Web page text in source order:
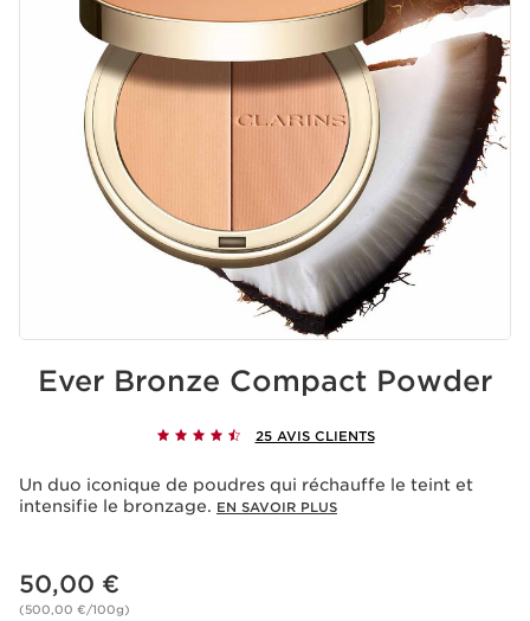
Ever Bronze Compact Powder
25 AVIS CLIENTS
Un duo iconique de poudres qui réchauffe le teint et
intensifie le bronzage. EN SAVOIR PLUS
Nouveau prix 50,00 €
50,00 €
(500,00 €/100g)